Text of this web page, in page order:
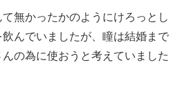
無かったかのようにけろっとし
んでいましたが、瞳は結婚まで
の為に使おうと考えていました